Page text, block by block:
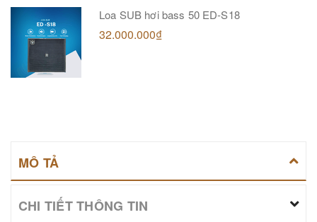
Loa SUB hơi bass 50 ED-S18
32.000.000₫
MÔ TẢ
CHI TIẾT THÔNG TIN